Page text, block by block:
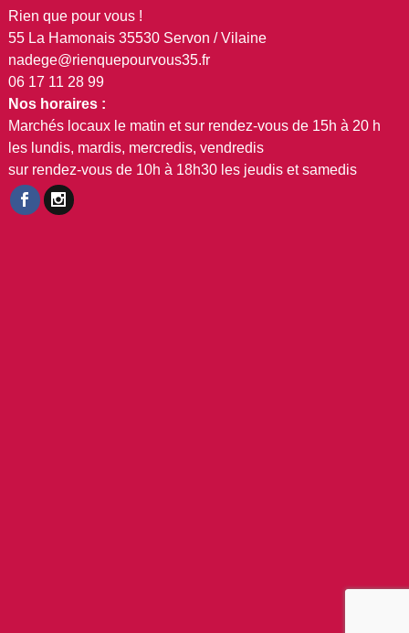
de
l’article
Rien que pour vous !
55 La Hamonais 35530 Servon / Vilaine
nadege@rienquepourvous35.fr
06 17 11 28 99
Nos horaires :
Marchés locaux le matin et sur rendez-vous de 15h à 20 h
les lundis, mardis, mercredis, vendredis
sur rendez-vous de 10h à 18h30 les jeudis et samedis